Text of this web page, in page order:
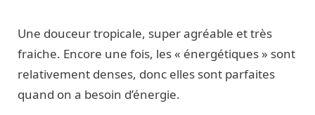
Une douceur tropicale, super agréable et très
fraiche. Encore une fois, les « énergétiques » sont
relativement denses, donc elles sont parfaites
quand on a besoin d’énergie.